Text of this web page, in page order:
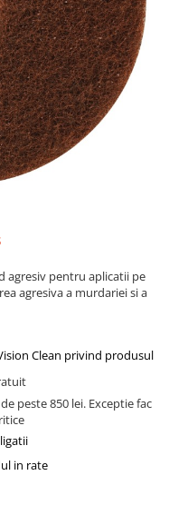
agresiv pentru aplicatii pe
agresiva a murdariei si a
Clean privind produsul
peste 850 lei. Exceptie fac
in rate